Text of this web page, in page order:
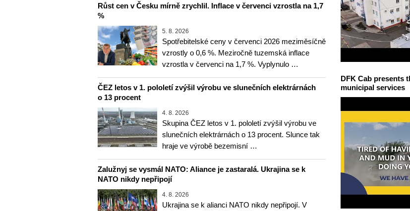
Růst cen v Česku mírně zrychlil. Inflace v červenci vzrostla na 1,7
%
5. 8. 2026
Spotřebitelské ceny v červenci 2026 meziměsíčně
vzrostly o 0,6 %. Meziročně tuzemská inflace
vzrostla v červenci na 1,7 %. Vyplynulo …
ČEZ letos v 1. pololetí zvýšil výrobu ve slunečních elektrárnách
o 13 procent
4. 8. 2026
Skupina ČEZ letos v 1. pololetí zvýšil výrobu ve
slunečních elektrárnách o 13 procent. Slunce tak
hraje ve výrobě bezemisní …
Zalužnyj se vysmál NATO: Aliance je zastaralá. Ukrajina se k
NATO nikdy nepřipojí
4. 8. 2026
Ukrajina se k alianci NATO nikdy nepřipojí. V
DFK Cab presents
municipal services